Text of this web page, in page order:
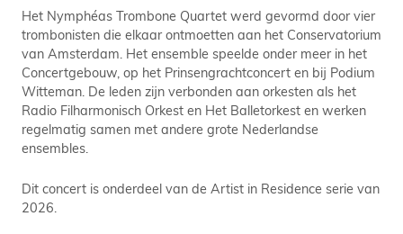
Het Nymphéas Trombone Quartet werd gevormd door vier
trombonisten die elkaar ontmoetten aan het Conservatorium
van Amsterdam. Het ensemble speelde onder meer in het
Concertgebouw, op het Prinsengrachtconcert en bij Podium
Witteman. De leden zijn verbonden aan orkesten als het
Radio Filharmonisch Orkest en Het Balletorkest en werken
regelmatig samen met andere grote Nederlandse
ensembles.
Dit concert is onderdeel van de Artist in Residence serie van
2026.